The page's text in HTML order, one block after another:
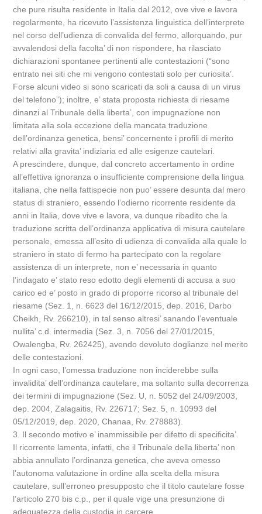
che pure risulta residente in Italia dal 2012, ove vive e lavora
regolarmente, ha ricevuto l’assistenza linguistica dell’interprete
nel corso dell’udienza di convalida del fermo, allorquando, pur
avvalendosi della facolta’ di non rispondere, ha rilasciato
dichiarazioni spontanee pertinenti alle contestazioni (“sono
entrato nei siti che mi vengono contestati solo per curiosita’.
Forse alcuni video si sono scaricati da soli a causa di un virus
del telefono”); inoltre, e’ stata proposta richiesta di riesame
dinanzi al Tribunale della liberta’, con impugnazione non
limitata alla sola eccezione della mancata traduzione
dell’ordinanza genetica, bensi’ concernente i profili di merito
relativi alla gravita’ indiziaria ed alle esigenze cautelari.
A prescindere, dunque, dal concreto accertamento in ordine
all’effettiva ignoranza o insufficiente comprensione della lingua
italiana, che nella fattispecie non puo’ essere desunta dal mero
status di straniero, essendo l’odierno ricorrente residente da
anni in Italia, dove vive e lavora, va dunque ribadito che la
traduzione scritta dell’ordinanza applicativa di misura cautelare
personale, emessa all’esito di udienza di convalida alla quale lo
straniero in stato di fermo ha partecipato con la regolare
assistenza di un interprete, non e’ necessaria in quanto
l’indagato e’ stato reso edotto degli elementi di accusa a suo
carico ed e’ posto in grado di proporre ricorso al tribunale del
riesame (Sez. 1, n. 6623 del 16/12/2015, dep. 2016, Darbo
Cheikh, Rv. 266210), in tal senso altresi’ sanando l’eventuale
nullita’ c.d. intermedia (Sez. 3, n. 7056 del 27/01/2015,
Owalengba, Rv. 262425), avendo devoluto doglianze nel merito
delle contestazioni.
In ogni caso, l’omessa traduzione non inciderebbe sulla
invalidita’ dell’ordinanza cautelare, ma soltanto sulla decorrenza
dei termini di impugnazione (Sez. U, n. 5052 del 24/09/2003,
dep. 2004, Zalagaitis, Rv. 226717; Sez. 5, n. 10993 del
05/12/2019, dep. 2020, Chanaa, Rv. 278883).
3. Il secondo motivo e’ inammissibile per difetto di specificita’.
Il ricorrente lamenta, infatti, che il Tribunale della liberta’ non
abbia annullato l’ordinanza genetica, che aveva omesso
l’autonoma valutazione in ordine alla scelta della misura
cautelare, sull’erroneo presupposto che il titolo cautelare fosse
l’articolo 270 bis c.p., per il quale vige una presunzione di
adeguatezza della custodia in carcere.